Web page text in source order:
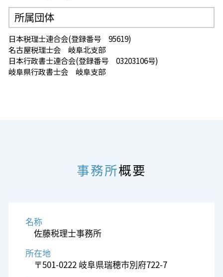
所属団体
日本税理士連合会(登録番号 95619)
名古屋税理士会 岐阜北支部
日本行政書士連合会(登録番号 03203106号)
岐阜県行政書士会 岐阜支部
事務所概要
名称
佐藤税理士事務所
所在地
〒501-0222 岐阜県瑞穂市別府722-7